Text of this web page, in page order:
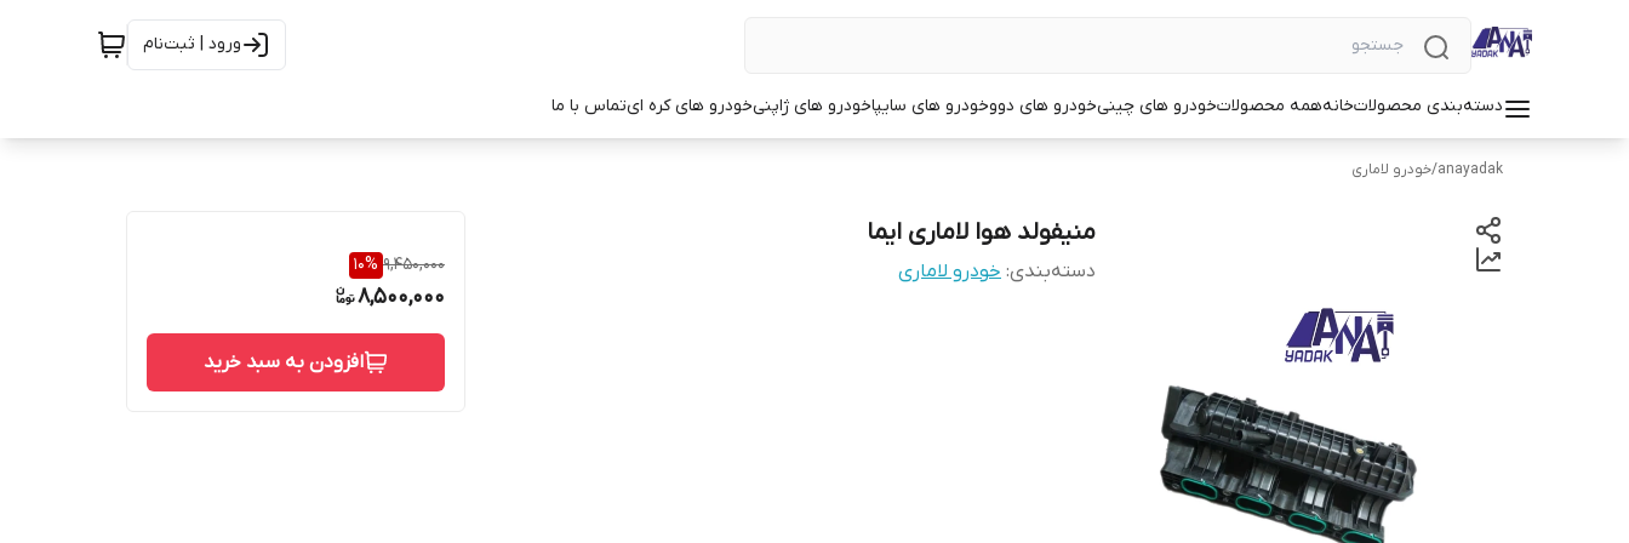
ورود | ثبت‌نام
دسته‌بندی محصولاتخانههمه محصولاتخودرو های چینیخودرو های دووخودرو های سایپاخودرو های ژاپنیخودرو های کره ایتماس با ما
anayadak
/خودرو لاماری
منیفولد هوا لاماری ایما
دسته‌بندی: خودرو لاماری 9,450,000
10%
8,500,000
افزودن به سبد خرید